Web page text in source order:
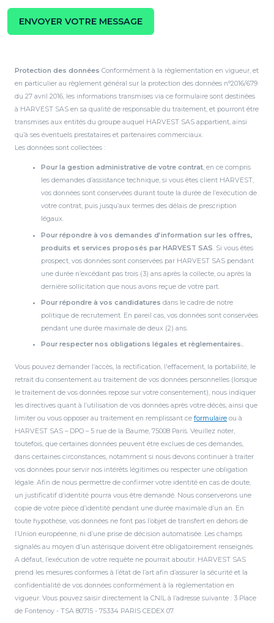
Protection des données Conformément à la règlementation en vigueur, et
en particulier au règlement général sur la protection des données n°2016/679
du 27 avril 2016, les informations transmises via ce formulaire sont destinées
à HARVEST SAS en sa qualité de responsable du traitement, et pourront être
transmises aux entités du groupe auquel HARVEST SAS appartient, ainsi
qu’à ses éventuels prestataires et partenaires commerciaux.
Les données sont collectées :
Pour la gestion administrative de votre contrat, en ce compris
les demandes d’assistance technique, si vous êtes client HARVEST,
vos données sont conservées durant toute la durée de l’exécution de
votre contrat, puis jusqu’aux termes des délais de prescription
légaux.
Pour répondre à vos demandes d’information sur les offres,
produits et services proposés par HARVEST SAS . Si vous êtes
prospect, vos données sont conservées par HARVEST SAS pendant
une durée n’excédant pas trois (3) ans après la collecte, ou après la
dernière sollicitation que nous avons reçue de votre part.
Pour répondre à vos candidatures dans le cadre de notre
politique de recrutement. En pareil cas, vos données sont conservées
pendant une durée maximale de deux (2) ans.
Pour respecter nos obligations légales et règlementaires..
Vous pouvez demander l’accès, la rectification, l'effacement, la portabilité, le
retrait du consentement au traitement de vos données personnelles (lorsque
le traitement de vos données repose sur votre consentement), nous indiquer
les directives quant à l’utilisation de vos données après votre décès, ainsi que
limiter ou vous opposer au traitement en remplissant ce formulaire ou à
HARVEST SAS – DPO – 5 rue de la Baume, 75008 Paris. Veuillez noter,
toutefois, que certaines données peuvent être exclues de ces demandes,
dans certaines circonstances, notamment si nous devons continuer à traiter
vos données pour servir nos intérêts légitimes ou respecter une obligation
légale. Afin de nous permettre de confirmer votre identité en cas de doute,
un justificatif d’identité pourra vous être demandé. Nous conserverons une
copie de votre pièce d’identité pendant une durée maximale d’un an. En
toute hypothèse, vos données ne font pas l’objet de transfert en dehors de
l’Union européenne, ni d’une prise de décision automatisée. Les champs
signalés au moyen d’un astérisque doivent être obligatoirement renseignés.
A défaut, l’exécution de votre requête ne pourrait aboutir. HARVEST SAS
prend les mesures conformes à l’état de l’art afin d’assurer la sécurité et la
confidentialité de vos données conformément à la règlementation en
vigueur. Vous pouvez saisir directement la CNIL à l’adresse suivante : 3 Place
de Fontenoy - TSA 80715 - 75334 PARIS CEDEX 07.